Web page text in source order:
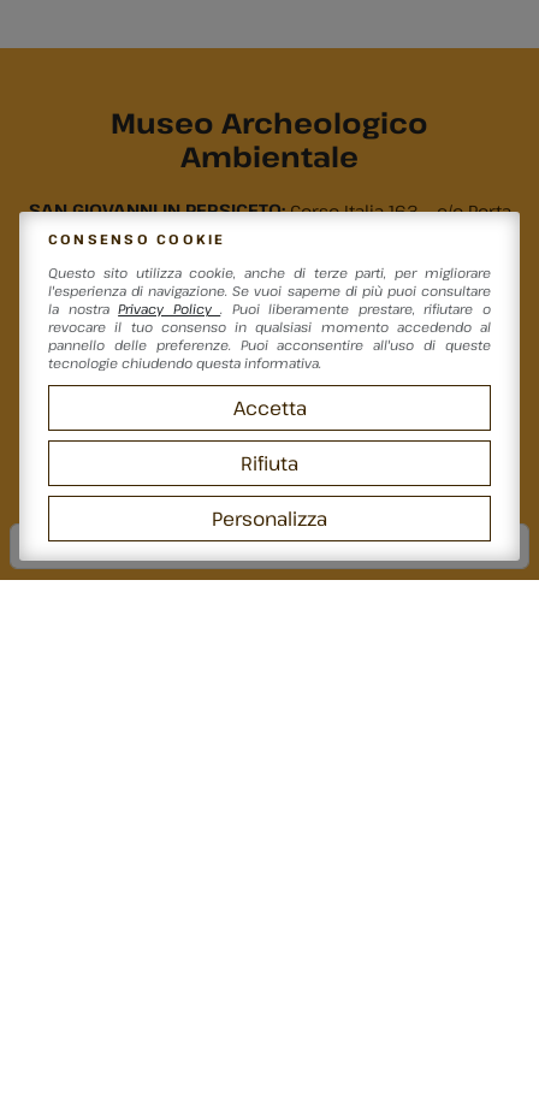
Museo Archeologico
Ambientale
SAN GIOVANNI IN PERSICETO: Corso Italia 163 – c/o Porta
Garibaldi, 40017
ANZOLA DELL'EMILIA: Via Emilia 87 – c/o ex Caserma dei
Carabinieri, 40011
Telefono:0516871757 (dal lunedì al venerdì, 9-12 / 15-18)
E-mail (per attività didattiche e scuole
segreteria@agenter.it
per pratiche archeologiche
Privacy Policy
Iscriviti alla newsletter
CONSENSO COOKIE
Questo sito utilizza cookie, anche di terze parti, per migliorare
l'esperienza di navigazione. Se vuoi saperne di più puoi consultare
la nostraPrivacy Policy. Puoi liberamente prestare, rifiutare o
revocare il tuo consenso in qualsiasi momento accedendo al
pannello delle preferenze. Puoi acconsentire all'uso di queste
tecnologie chiudendo questa informativa.
Accetta
Rifiuta
Personalizza